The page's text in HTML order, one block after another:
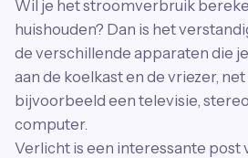
Wil je het stroomverbruik
huishouden? Dan is het
de verschillende apparaten die
aan de koelkast en de vriezer,
bijvoorbeeld een televisie,
computer.
Verlicht is een interessante post